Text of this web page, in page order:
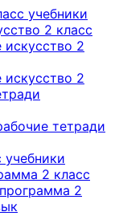
учебники
2 класс
искусство 2
искусство 2
тетради
2 класс
2